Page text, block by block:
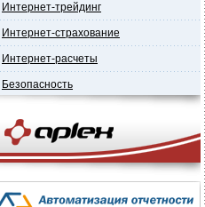
Интернет-трейдинг
Интернет-страхование
Интернет-расчеты
Безопасность